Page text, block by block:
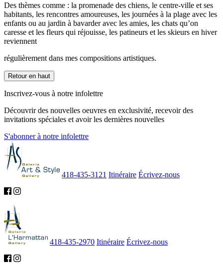
Des thèmes comme : la promenade des chiens, le centre-ville et ses
habitants, les rencontres amoureuses, les journées à la plage avec les
enfants ou au jardin à bavarder avec les amies, les chats qu’on
caresse et les fleurs qui réjouisse, les patineurs et les skieurs en hiver
reviennent
régulièrement dans mes compositions artistiques.
Retour en haut
Inscrivez-vous à notre infolettre
Découvrir des nouvelles oeuvres en exclusivité, recevoir des
invitations spéciales et avoir les dernières nouvelles
S'abonner à notre infolettre
418-435-3121 Itinéraire Écrivez-nous
418-435-2970 Itinéraire Écrivez-nous